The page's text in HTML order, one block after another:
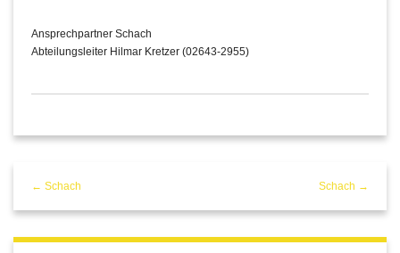
Ansprechpartner Schach
Abteilungsleiter Hilmar Kretzer (02643-2955)
← Schach Schach →